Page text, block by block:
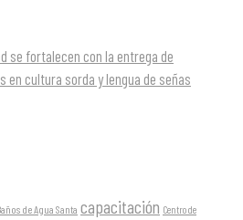
se fortalecen con la entrega de
en cultura sorda y lengua de señas
de Agua Santa capacitación Centro de